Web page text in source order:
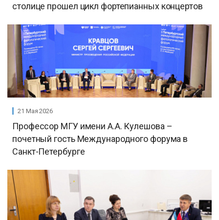
столице прошел цикл фортепианных концертов
21 Мая 2026
Профессор МГУ имени А.А. Кулешова –
почетный гость Международного форума в
Санкт-Петербурге